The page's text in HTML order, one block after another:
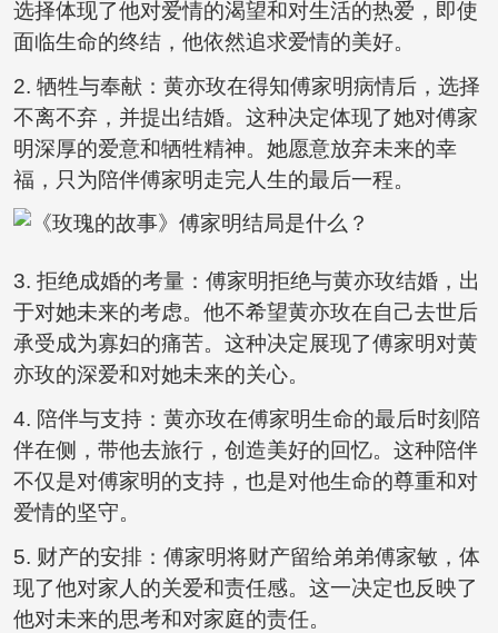
选择体现了他对爱情的渴望和对生活的热爱，即使
面临生命的终结，他依然追求爱情的美好。
2. 牺牲与奉献：黄亦玫在得知傅家明病情后，选择
不离不弃，并提出结婚。这种决定体现了她对傅家
明深厚的爱意和牺牲精神。她愿意放弃未来的幸
福，只为陪伴傅家明走完人生的最后一程。
3. 拒绝成婚的考量：傅家明拒绝与黄亦玫结婚，出
于对她未来的考虑。他不希望黄亦玫在自己去世后
承受成为寡妇的痛苦。这种决定展现了傅家明对黄
亦玫的深爱和对她未来的关心。
4. 陪伴与支持：黄亦玫在傅家明生命的最后时刻陪
伴在侧，带他去旅行，创造美好的回忆。这种陪伴
不仅是对傅家明的支持，也是对他生命的尊重和对
爱情的坚守。
5. 财产的安排：傅家明将财产留给弟弟傅家敏，体
现了他对家人的关爱和责任感。这一决定也反映了
他对未来的思考和对家庭的责任。